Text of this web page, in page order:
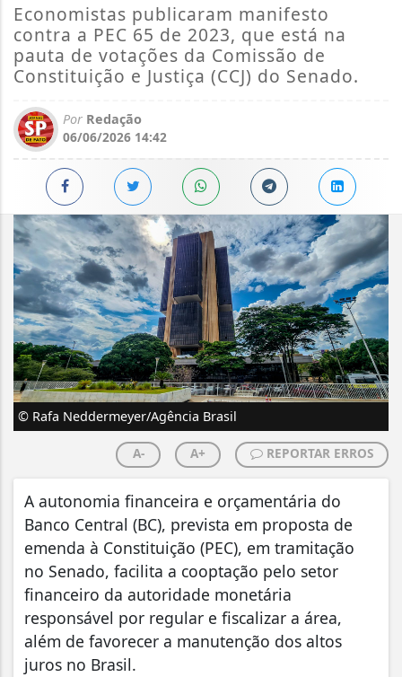
Economistas publicaram manifesto
contra a PEC 65 de 2023, que está na
pauta de votações da Comissão de
Constituição e Justiça (CCJ) do Senado.
Por Redação
06/06/2026 14:42
© Rafa Neddermeyer/Agência Brasil
A- A+ REPORTAR ERROS
A autonomia financeira e orçamentária do
Banco Central (BC), prevista em proposta de
emenda à Constituição (PEC), em tramitação
no Senado, facilita a cooptação pelo setor
financeiro da autoridade monetária
responsável por regular e fiscalizar a área,
além de favorecer a manutenção dos altos
juros no Brasil.